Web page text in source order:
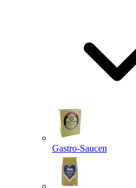
Gastro-Saucen